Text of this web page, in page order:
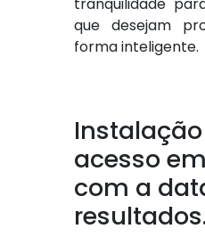
que desejam
forma inteligente.
acesso
com a